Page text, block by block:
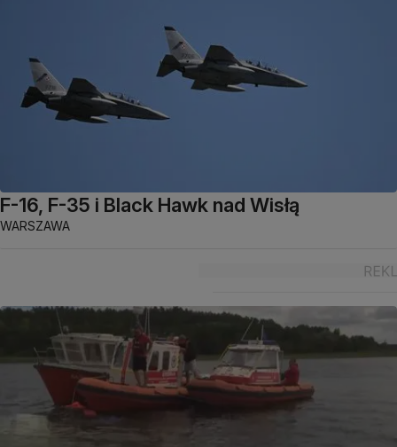
F-16, F-35 i Black Hawk nad Wisłą
WARSZAWA